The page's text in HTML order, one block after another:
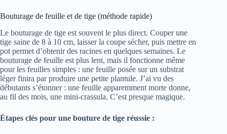
Bouturage de feuille et de tige (méthode rapide)
Le bouturage de tige est souvent le plus direct. Couper une
tige saine de 8 à 10 cm, laisser la coupe sécher, puis mettre en
pot permet d’obtenir des racines en quelques semaines. Le
bouturage de feuille est plus lent, mais il fonctionne même
pour les feuilles simples : une feuille posée sur un substrat
léger finira par produire une petite plantule. J’ai vu des
débutants s’étonner : une feuille apparemment morte donne,
au fil des mois, une mini‑crassula. C’est presque magique.
Étapes clés pour une bouture de tige réussie :